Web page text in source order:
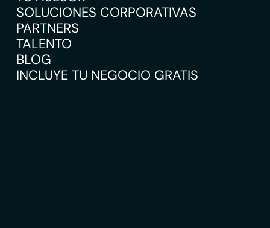
SOLUCIONES CORPORATIVAS
PARTNERS
TALENTO
BLOG
INCLUYE TU NEGOCIO GRATIS